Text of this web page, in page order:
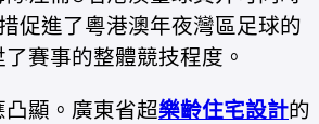
促進了粵港澳年夜灣區足球的
賽事的整體競技程度。
顯。廣東省超樂齡住宅設計的